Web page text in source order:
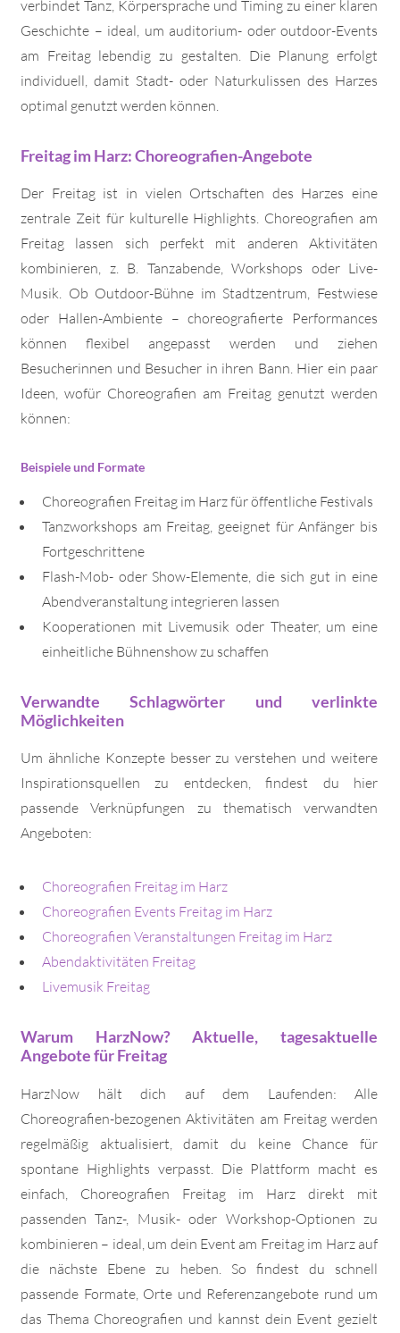
verbindet Tanz, Körpersprache und Timing zu einer klaren
Geschichte – ideal, um auditorium- oder outdoor-Events
am Freitag lebendig zu gestalten. Die Planung erfolgt
individuell, damit Stadt- oder Naturkulissen des Harzes
optimal genutzt werden können.
Freitag im Harz: Choreografien-Angebote
Der Freitag ist in vielen Ortschaften des Harzes eine
zentrale Zeit für kulturelle Highlights. Choreografien am
Freitag lassen sich perfekt mit anderen Aktivitäten
kombinieren, z. B. Tanzabende, Workshops oder Live-
Musik. Ob Outdoor-Bühne im Stadtzentrum, Festwiese
oder Hallen-Ambiente – choreografierte Performances
können flexibel angepasst werden und ziehen
Besucherinnen und Besucher in ihren Bann. Hier ein paar
Ideen, wofür Choreografien am Freitag genutzt werden
können:
Beispiele und Formate
Choreografien Freitag im Harz für öffentliche Festivals
Tanzworkshops am Freitag, geeignet für Anfänger bis
Fortgeschrittene
Flash-Mob- oder Show-Elemente, die sich gut in eine
Abendveranstaltung integrieren lassen
Kooperationen mit Livemusik oder Theater, um eine
einheitliche Bühnenshow zu schaffen
Verwandte Schlagwörter und verlinkte
Möglichkeiten
Um ähnliche Konzepte besser zu verstehen und weitere
Inspirationsquellen zu entdecken, findest du hier
passende Verknüpfungen zu thematisch verwandten
Angeboten:
Choreografien Freitag im Harz
Choreografien Events Freitag im Harz
Choreografien Veranstaltungen Freitag im Harz
Abendaktivitäten Freitag
Livemusik Freitag
Warum HarzNow? Aktuelle, tagesaktuelle
Angebote für Freitag
HarzNow hält dich auf dem Laufenden: Alle
Choreografien-bezogenen Aktivitäten am Freitag werden
regelmäßig aktualisiert, damit du keine Chance für
spontane Highlights verpasst. Die Plattform macht es
einfach, Choreografien Freitag im Harz direkt mit
passenden Tanz-, Musik- oder Workshop-Optionen zu
kombinieren – ideal, um dein Event am Freitag im Harz auf
die nächste Ebene zu heben. So findest du schnell
passende Formate, Orte und Referenzangebote rund um
das Thema Choreografien und kannst dein Event gezielt